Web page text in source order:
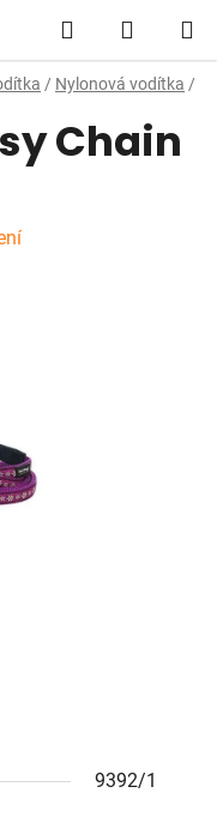
Hledat
KOŠÍK
/ Nylonová vodítka /
9392/1
Chain